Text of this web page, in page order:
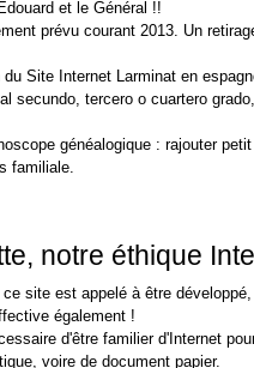
et le Général !!
prévu courant 2013. Un
du Site Internet Larminat en
secundo, tercero o cuartero
généalogique : rajouter
familiale.
notre éthique
ce site est appelé à être
également !
d'être familier d'Internet
voire de document papier.